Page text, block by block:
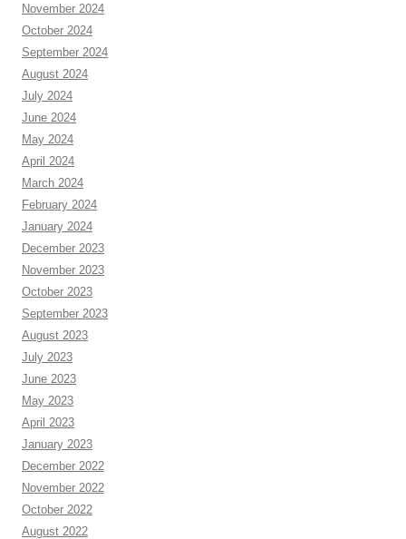
November 2024
October 2024
September 2024
August 2024
July 2024
June 2024
May 2024
April 2024
March 2024
February 2024
January 2024
December 2023
November 2023
October 2023
September 2023
August 2023
July 2023
June 2023
May 2023
April 2023
January 2023
December 2022
November 2022
October 2022
August 2022